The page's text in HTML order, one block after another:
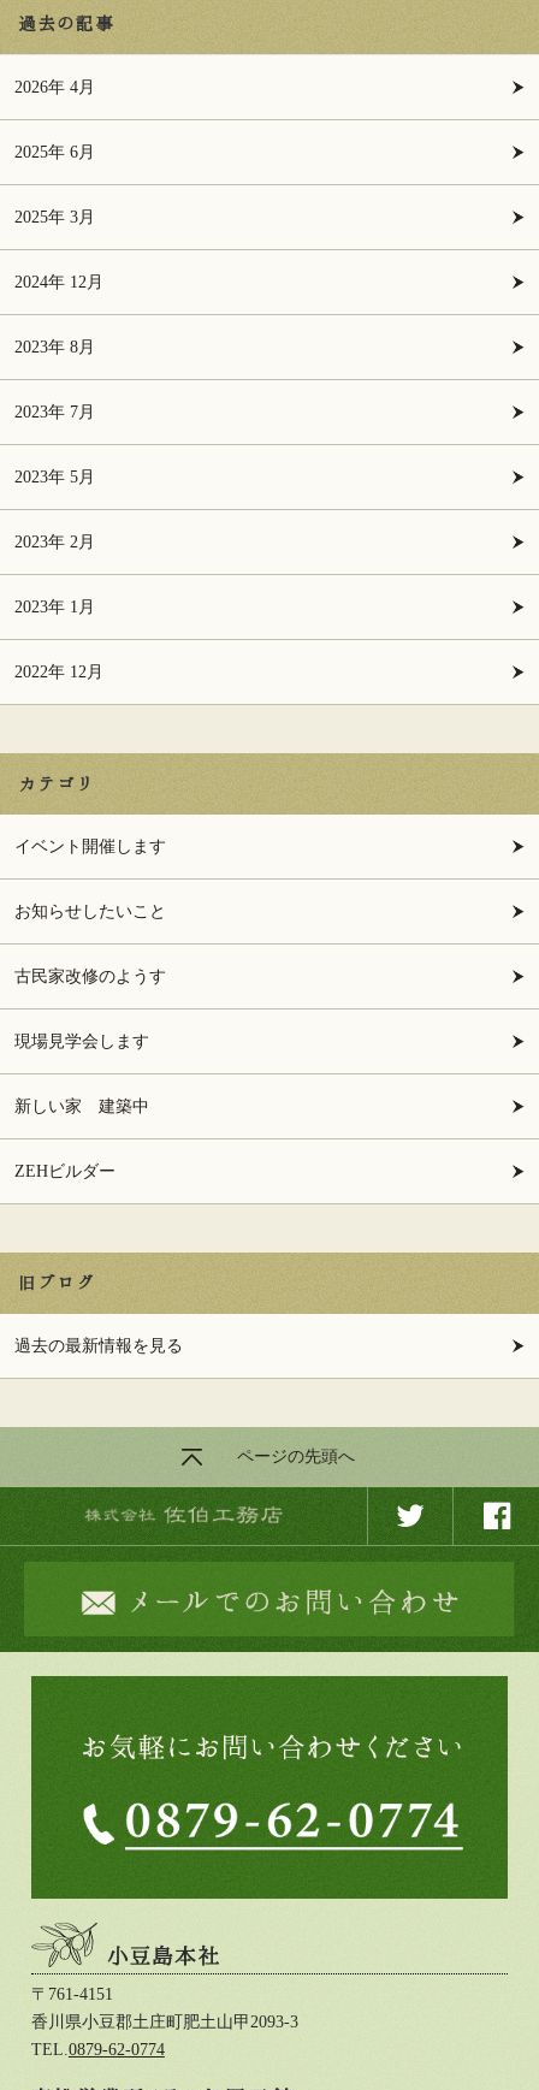
過去の記事
2026年 4月
2025年 6月
2025年 3月
2024年 12月
2023年 8月
2023年 7月
2023年 5月
2023年 2月
2023年 1月
2022年 12月
カテゴリ
イベント開催します
お知らせしたいこと
古民家改修のようす
現場見学会します
新しい家 建築中
ZEHビルダー
旧ブログ
過去の最新情報を見る
ページの先頭へ
〒761-4151
香川県小豆郡土庄町肥土山甲2093-3
TEL. 0879-62-0774